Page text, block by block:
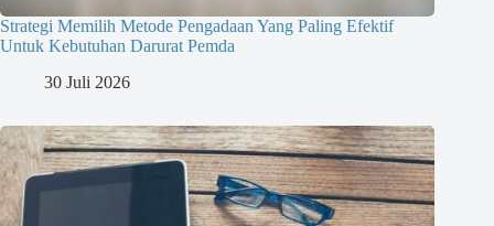
Strategi Memilih Metode Pengadaan Yang Paling Efektif
Untuk Kebutuhan Darurat Pemda
30 Juli 2026